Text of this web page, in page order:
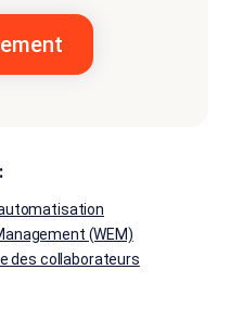
(WEM)
des collaborateurs